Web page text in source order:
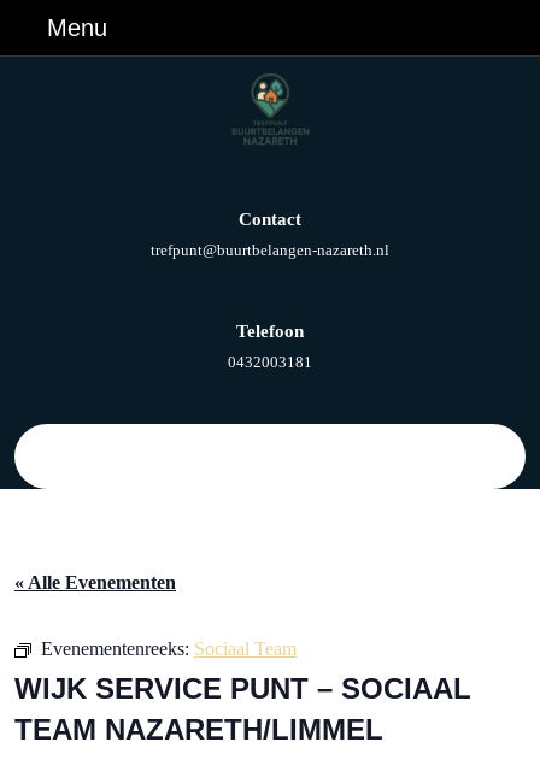
Menu
Contact
trefpunt@buurtbelangen-nazareth.nl
Telefoon
0432003181
« Alle Evenementen
Evenementenreeks: Sociaal Team
WIJK SERVICE PUNT – SOCIAAL
TEAM NAZARETH/LIMMEL